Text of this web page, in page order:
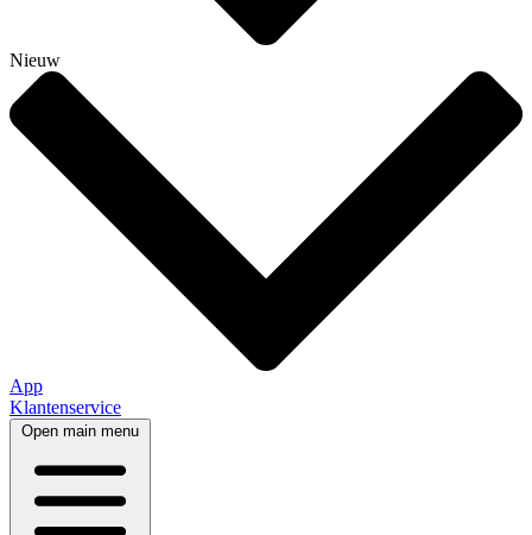
Nieuw
App
Klantenservice
Open main menu